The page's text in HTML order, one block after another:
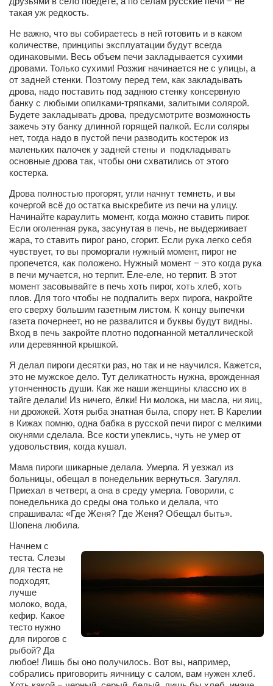
такая уж редкость.
Не важно, что вы собираетесь в ней готовить и в каком
количестве, принципы эксплуатации будут всегда
одинаковыми. Весь объем печи закладывается сухими
дровами. Только сухими! Розжиг начинается не с улицы, а
от задней стенки. Поэтому перед тем, как закладывать
дрова, надо поставить под заднюю стенку консервную
банку с любыми опилками-тряпками, залитыми солярой.
Будете закладывать дрова, предусмотрите возможность
зажечь эту банку длинной горящей палкой. Если соляры
нет, тогда надо в пустой печи разводить костерок из
маленьких палочек у задней стены и подкладывать
основные дрова так, чтобы они схватились от этого
костерка.
Дрова полностью прогорят, угли начнут темнеть, и вы
кочергой всё до остатка выскребите из печи на улицу.
Начинайте караулить момент, когда можно ставить пирог.
Если оголенная рука, засунутая в печь, не выдерживает
жара, то ставить пирог рано, сгорит. Если рука легко себя
чувствует, то вы проморгали нужный момент, пирог не
пропечется, как положено. Нужный момент − это когда рука
в печи мучается, но терпит. Еле-еле, но терпит. В этот
момент засовывайте в печь хоть пирог, хоть хлеб, хоть
плов. Для того чтобы не подпалить верх пирога, накройте
его сверху большим газетным листом. К концу выпечки
газета почернеет, но не развалится и буквы будут видны.
Вход в печь закройте плотно подогнанной металлической
или деревянной крышкой.
Я делал пироги десятки раз, но так и не научился. Кажется,
это не мужское дело. Тут деликатность нужна, врожденная
утонченность души. Как же наши женщины классно их в
тайге делали! Из ничего, ёлки! Ни молока, ни масла, ни яиц,
ни дрожжей. Хотя рыба знатная была, спору нет. В Карелии
в Кижах помню, одна бабка в русской печи пирог с мелкими
окунями сделала. Все кости упеклись, чуть не умер от
удовольствия, когда кушал.
Мама пироги шикарные делала. Умерла. Я уезжал из
больницы, обещал в понедельник вернуться. Загулял.
Приехал в четверг, а она в среду умерла. Говорили, с
понедельника до среды она только и делала, что
спрашивала: «Где Женя? Где Женя? Обещал быть».
Шопена любила.
Начнем с
теста. Слезы
для теста не
подходят,
лучше
молоко, вода,
кефир. Какое
тесто нужно
для пирогов с
рыбой? Да
любое! Лишь бы оно получилось. Вот вы, например,
собрались приговорить яичницу с салом, вам нужен хлеб.